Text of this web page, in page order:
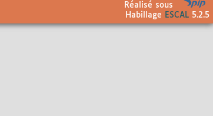
Réalisé sous
Habillage
ESCAL5.2.5